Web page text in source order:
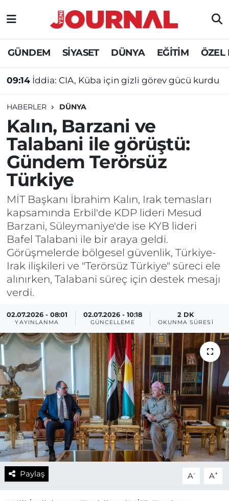
GÜNDEM SİYASET DÜNYA EĞİTİM ÖZEL
09:14 İddia: CIA, Küba için gizli görev gücü kurdu
HABERLER DÜNYA
Kalın, Barzani ve
Talabani ile görüştü:
Gündem Terörsüz
Türkiye
MİT Başkanı İbrahim Kalın, Irak temasları
kapsamında Erbil'de KDP lideri Mesud
Barzani, Süleymaniye'de ise KYB lideri
Bafel Talabani ile bir araya geldi.
Görüşmelerde bölgesel güvenlik, Türkiye-
Irak ilişkileri ve "Terörsüz Türkiye" süreci ele
alınırken, Talabani süreç için destek mesajı
verdi.
02.07.2026 - 08:01
YAYINLANMA
02.07.2026 - 10:18
GÜNCELLEME
2 DK
OKUNMA SÜRESI
Paylaş A- A+
GÜNDEM
SİYASET
DÜNYA
EĞİTİM
ÖZEL HABER
Nöbetçi Eczaneler
Hava Durumu
Süper Lig Puan Durumu ve Fikstür
Tüm Manşetler
Son Dakika Haberleri
Haber Arşivi